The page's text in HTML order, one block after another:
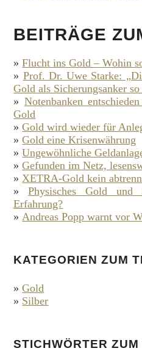
BEITRÄGE
»Flucht ins Gold – Wohin
» Prof. Dr. Uwe Starke:
Gold als Sicherungsanker
» Notenbanken
Gold
»Gold wird wieder für
»Gold eine Krisenwährung
»Ungewöhnliche
»Gefunden im Netz,
» XETRA-Gold kein
»Physisches Gold
Erfahrung?
» Andreas Popp warnt vor
KATEGORIEN ZUM
»Gold
» Silber
STICHWÖRTER ZUM